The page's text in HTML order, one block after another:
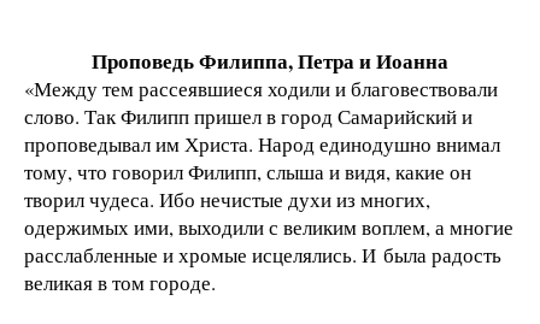
Проповедь Филиппа, Петра и Иоанна
«Между тем рассеявшиеся ходили и благовествовали
слово. Так Филипп пришел в город Самарийский и
проповедывал им Христа. Народ единодушно внимал
тому, что говорил Филипп, слыша и видя, какие он
творил чудеса. Ибо нечистые духи из многих,
одержимых ими, выходили с великим воплем, а многие
расслабленные и хромые исцелялись. И была радость
великая в том городе.